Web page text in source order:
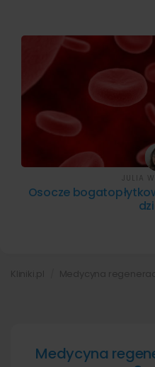
Osocze
JULIA
Medycyna